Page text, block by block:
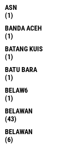
ASN
(1)
BANDA ACEH
(1)
BATANG KUIS
(1)
BATU BARA
(1)
BELAW6
(1)
BELAWAN
(43)
BELAWAN
(6)